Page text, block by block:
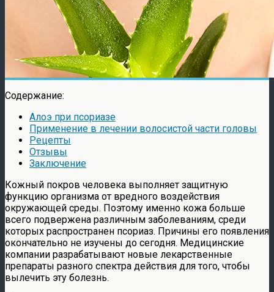
Содержание:
Алоэ при псориазе
Применение в лечении волосистой части головы
Рецепты
Отзывы
Заключение
Кожный покров человека выполняет защитную
функцию организма от вредного воздействия
окружающей среды. Поэтому именно кожа больше
всего подвержена различным заболеваниям, среди
которых распространен псориаз. Причины его появления
окончательно не изучены до сегодня. Медицинские
компании разрабатывают новые лекарственные
препараты разного спектра действия для того, чтобы
вылечить эту болезнь.